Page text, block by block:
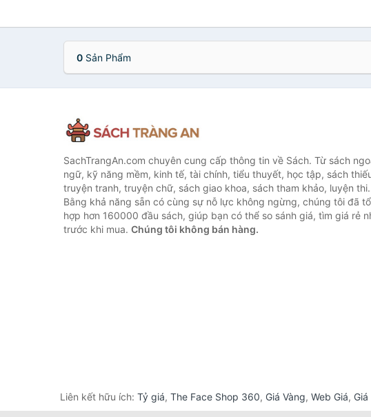
0 Sản Phẩm
SachTrangAn.com chuyên cung cấp thông tin về Sách. Từ sách
ngữ, kỹ năng mềm, kinh tế, tài chính, tiểu thuyết, học tập, sách
truyện tranh, truyện chữ, sách giao khoa, sách tham khảo, luyện
Bằng khả năng sẵn có cùng sự nỗ lực không ngừng, chúng tôi đã
hợp hơn 160000 đầu sách, giúp bạn có thể so sánh giá, tìm giá rẻ
trước khi mua. Chúng tôi không bán hàng.
Liên kết hữu ích: Tỷ giá, The Face Shop 360, Giá Vàng, Web Giá, Giá